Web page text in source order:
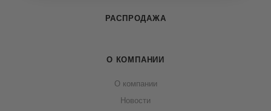
РАСПРОДАЖА
О КОМПАНИИ
О компании
Новости